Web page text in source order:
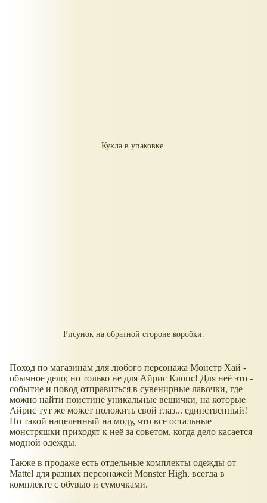
Кукла в упаковке.
Рисунок на обратной стороне коробки.
Поход по магазинам для любого персонажа Монстр Хай -
обычное дело; но только не для Айрис Клопс! Для неё это -
событие и повод отправиться в сувенирные лавочки, где
можно найти поистине уникальные вещички, на которые
Айрис тут же может положить свой глаз... единственный!
Но такой нацеленный на моду, что все остальные
монстряшки приходят к неё за советом, когда дело касается
модной одежды.
Также в продаже есть отдельные комплекты одежды от
Mattel для разных персонажей Monster High, всегда в
комплекте с обувью и сумочками.